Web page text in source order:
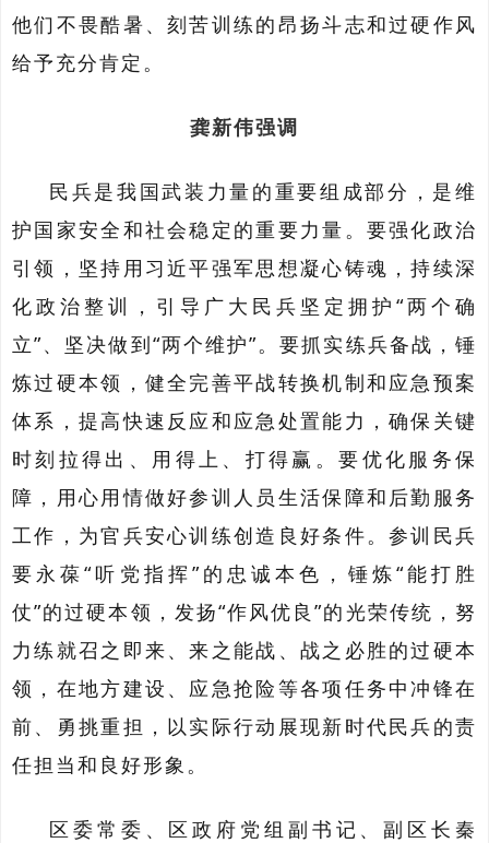
他们不畏酷暑、刻苦训练的昂扬斗志和过硬作风
给予充分肯定。
龚新伟强调
民兵是我国武装力量的重要组成部分，是维
护国家安全和社会稳定的重要力量。要强化政治
引领，坚持用习近平强军思想凝心铸魂，持续深
化政治整训， 引导广大民兵坚定拥护 “两个确
立”、坚决做到“两个维护”。要抓实练兵备战，锤
炼过硬本领，健全完善平战转换机制和应急预案
体系， 提高快速反应和应急处置能力，确保关键
时刻拉得出、用得上、打得赢。要优化服务保
障， 用心用情做好参训人员生活保障和后勤服务
工作， 为官兵安心训练创造良好条件。参训民兵
要 永葆“听党指挥”的忠诚本色， 锤炼“能打胜
仗”的过硬本领，发扬“作风优良”的光荣传统，努
力练就召之即来、来之能战、战之必胜的过硬本
领，在地方建设、应急抢险等各项任务中冲锋在
前、勇挑重担 ，以实际行动展现新时代民兵的责
任担当和良好形象。
区委常委、 区政府党组副书记、副区长秦